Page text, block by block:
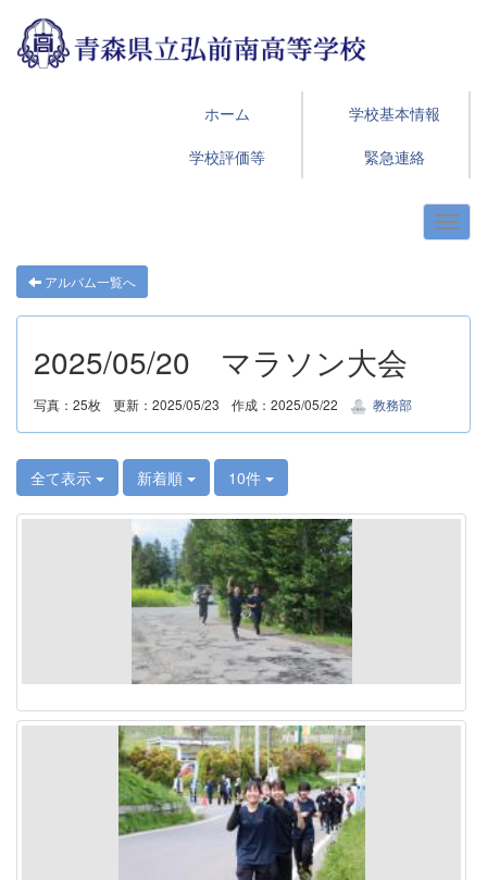
ホーム
学校基本情報
学校評価等
緊急連絡
アルバム一覧へ
2025/05/20 マラソン大会
写真：25枚 更新：2025/05/23 作成：2025/05/22 教務部
全て表示 新着順 10件